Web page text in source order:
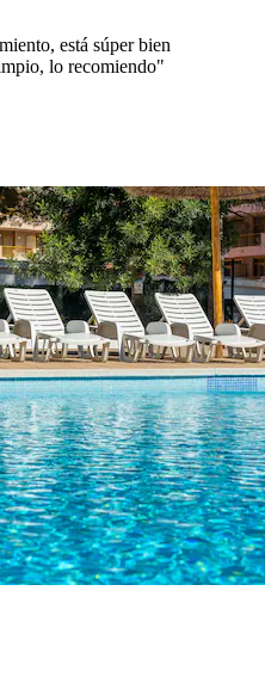
está súper bien
lo recomiendo"